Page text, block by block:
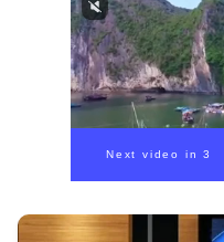
00:00/ 00:59